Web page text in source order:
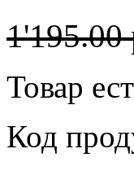
1'195.00
Товар
Код